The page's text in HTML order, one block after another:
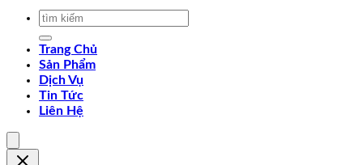
Trang Chủ
Sản Phẩm
Dịch Vụ
Tin Tức
Liên Hệ